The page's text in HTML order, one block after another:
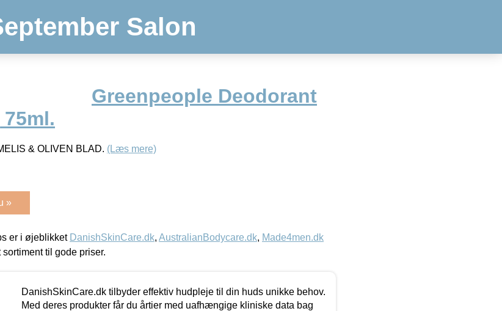
Salon
Greenpeople Deodorant
& OLIVEN BLAD. (Læs mere)
»
er i øjeblikket DanishSkinCare.dk, AustralianBodycare.dk, Made4men.dk
til gode priser.
DanishSkinCare.dk tilbyder effektiv hudpleje til din huds unikke behov.
Med deres produkter får du årtier med uafhængige kliniske data bag